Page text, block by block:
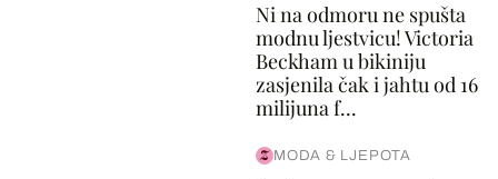
Ni na odmoru ne spušta
modnu ljestvicu! Victoria
Beckham u bikiniju
zasjenila čak i jahtu od 16
milijuna f...
MODA & LJEPOTA